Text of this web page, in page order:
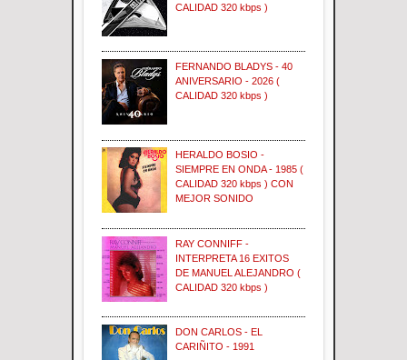
CALIDAD 320 kbps )
FERNANDO BLADYS - 40
ANIVERSARIO - 2026 (
CALIDAD 320 kbps )
HERALDO BOSIO -
SIEMPRE EN ONDA - 1985 (
CALIDAD 320 kbps ) CON
MEJOR SONIDO
RAY CONNIFF -
INTERPRETA 16 EXITOS
DE MANUEL ALEJANDRO (
CALIDAD 320 kbps )
DON CARLOS - EL
CARIÑITO - 1991